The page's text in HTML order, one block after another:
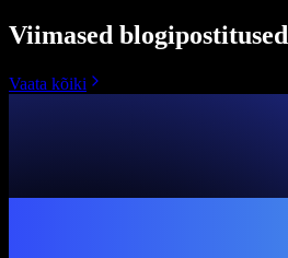
Viimased blogipostitused
Vaata kõiki